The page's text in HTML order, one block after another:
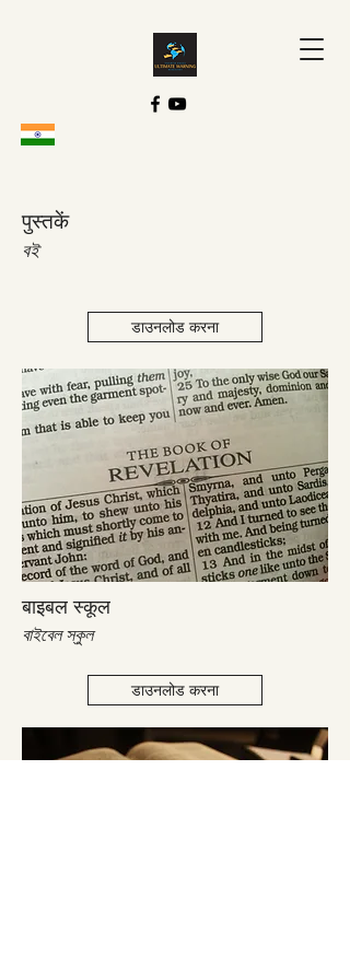
पुस्तकें
বই
डाउनलोड करना
बाइबल स्कूल
বাইবেল স্কুল
डाउनलोड करना